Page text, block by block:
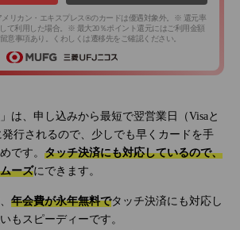
リカン・エキスプレス®のカードは優遇対象外。※ 還元率
て利用した場合。※ 最大20％ポイント還元にはご利用金額
意事項あり。くわしくは遷移先をご確認ください。
」は、申し込みから最短で翌営業日（Visaと
発行されるので、少しでも早くカードを手
です。 タッチ決済にも対応しているので、
ーズにできます。
年会費が永年無料でタッチ決済にも対応し
もスピーディーです。